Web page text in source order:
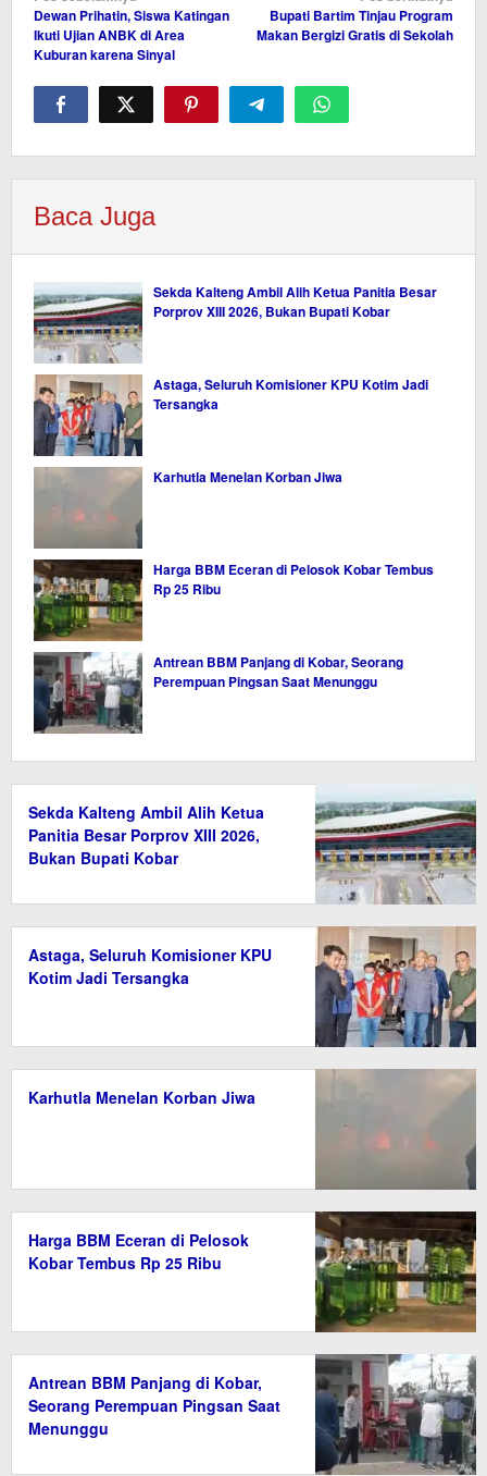
pos
Dewan Prihatin, Siswa Katingan
Ikuti Ujian ANBK di Area
Kuburan karena Sinyal
Bupati Bartim Tinjau Program
Makan Bergizi Gratis di Sekolah
Baca Juga
Sekda Kalteng Ambil Alih Ketua Panitia Besar
Porprov XIII 2026, Bukan Bupati Kobar
Astaga, Seluruh Komisioner KPU Kotim Jadi
Tersangka
Karhutla Menelan Korban Jiwa
Harga BBM Eceran di Pelosok Kobar Tembus
Rp 25 Ribu
Antrean BBM Panjang di Kobar, Seorang
Perempuan Pingsan Saat Menunggu
Sekda Kalteng Ambil Alih Ketua
Panitia Besar Porprov XIII 2026,
Bukan Bupati Kobar
Astaga, Seluruh Komisioner KPU
Kotim Jadi Tersangka
Karhutla Menelan Korban Jiwa
Harga BBM Eceran di Pelosok
Kobar Tembus Rp 25 Ribu
Antrean BBM Panjang di Kobar,
Seorang Perempuan Pingsan Saat
Menunggu